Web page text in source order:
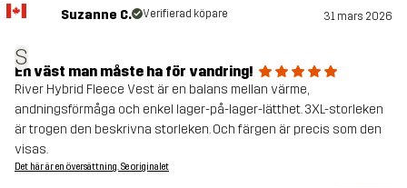
S
Suzanne C. Verifierad köpare 31 mars 2026
En väst man måste ha för vandring!
River Hybrid Fleece Vest är en balans mellan värme,
andningsförmåga och enkel lager-på-lager-lätthet. 3XL-storleken
är trogen den beskrivna storleken. Och färgen är precis som den
visas.
Det här är en översättning. Se originalet